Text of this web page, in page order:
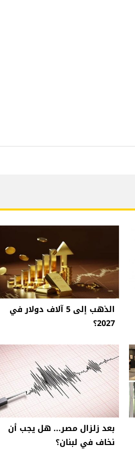
الذهب إلى 5 آلاف دولار في
2027؟
بعد زلزال مصر... هل يجب أن
نخاف في لبنان؟